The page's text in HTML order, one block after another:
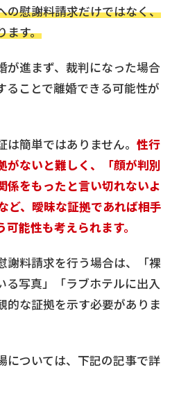
の慰謝料請求だけではなく、
ます。
が進まず、裁判になった場合
ることで離婚できる可能性が
簡単ではありません。 性行
がないと難しく、「顔が判別
係をもったと言い切れないよ
ど、曖昧な証拠であれば相手
能性も考えられます。
謝料請求を行う場合は、「裸
る写真」「ラブホテルに出入
的な証拠を示す必要がありま
については、下記の記事で詳